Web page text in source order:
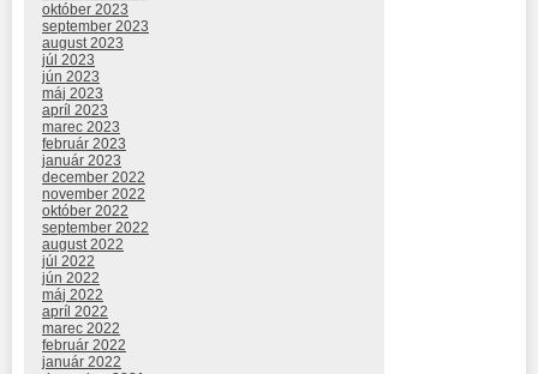
október 2023
september 2023
august 2023
júl 2023
jún 2023
máj 2023
apríl 2023
marec 2023
február 2023
január 2023
december 2022
november 2022
október 2022
september 2022
august 2022
júl 2022
jún 2022
máj 2022
apríl 2022
marec 2022
február 2022
január 2022